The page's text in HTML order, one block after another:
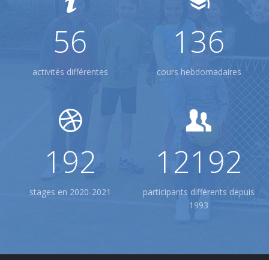
56
activités différentes
136
cours hebdomadaires
341
stages en 2020-2021
18600
participants différents depuis
1993